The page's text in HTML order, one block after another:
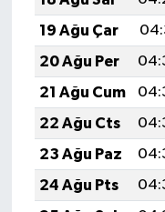
19 Ağu Çar
20 Ağu Per
21 Ağu Cum
22 Ağu Cts
23 Ağu Paz
24 Ağu Pts